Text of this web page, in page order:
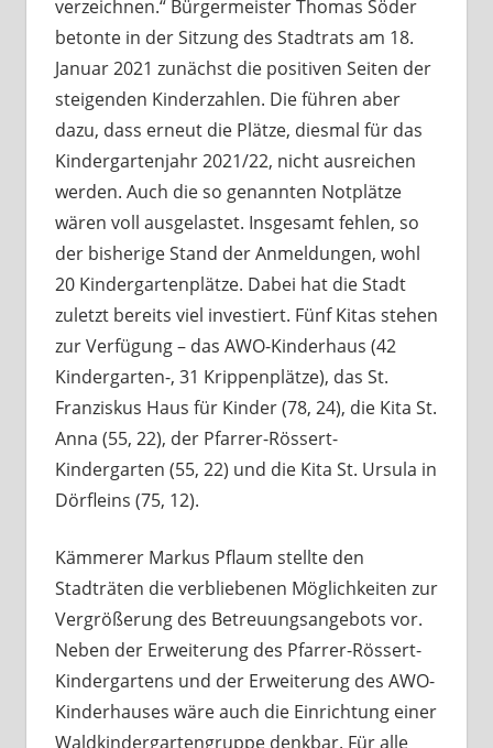
verzeichnen.“ Bürgermeister Thomas Söder
betonte in der Sitzung des Stadtrats am 18.
Januar 2021 zunächst die positiven Seiten der
steigenden Kinderzahlen. Die führen aber
dazu, dass erneut die Plätze, diesmal für das
Kindergartenjahr 2021/22, nicht ausreichen
werden. Auch die so genannten Notplätze
wären voll ausgelastet. Insgesamt fehlen, so
der bisherige Stand der Anmeldungen, wohl
20 Kindergartenplätze. Dabei hat die Stadt
zuletzt bereits viel investiert. Fünf Kitas stehen
zur Verfügung – das AWO-Kinderhaus (42
Kindergarten-, 31 Krippenplätze), das St.
Franziskus Haus für Kinder (78, 24), die Kita St.
Anna (55, 22), der Pfarrer-Rössert-
Kindergarten (55, 22) und die Kita St. Ursula in
Dörfleins (75, 12).
Kämmerer Markus Pflaum stellte den
Stadträten die verbliebenen Möglichkeiten zur
Vergrößerung des Betreuungsangebots vor.
Neben der Erweiterung des Pfarrer-Rössert-
Kindergartens und der Erweiterung des AWO-
Kinderhauses wäre auch die Einrichtung einer
Waldkindergartengruppe denkbar. Für alle